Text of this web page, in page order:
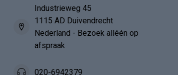
Industrieweg 45
1115 AD Duivendrecht
Nederland - Bezoek alléén op
afspraak
020-6942379